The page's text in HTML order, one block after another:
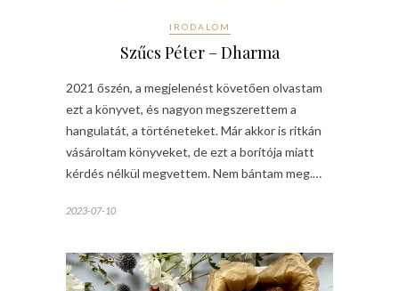
IRODALOM
Szűcs Péter – Dharma
2021 őszén, a megjelenést követően olvastam
ezt a könyvet, és nagyon megszerettem a
hangulatát, a történeteket. Már akkor is ritkán
vásároltam könyveket, de ezt a borítója miatt
kérdés nélkül megvettem. Nem bántam meg.…
2023-07-10